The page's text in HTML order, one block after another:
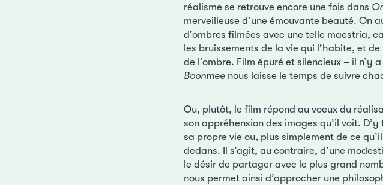
réalisme se retrouve encore une fois dans
merveilleuse d’une émouvante beauté. On
d’ombres filmées avec une telle maestria,
les bruissements de la vie qui l’habite, et
de l’ombre. Film épuré et silencieux – il n’y
Boonmeenous laisse le temps de suivre
Ou, plutôt, le film répond au voeux du
son appréhension des images qu’il voit.
sa propre vie ou, plus simplement de ce
dedans. Il s’agit, au contraire, d’une
le désir de partager avec le plus grand
nous permet ainsi d’approcher une